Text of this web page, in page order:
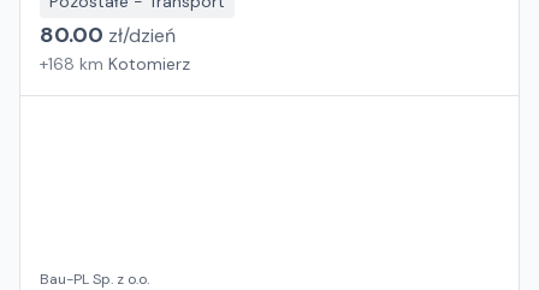
80.00 zł/dzień
+168 km Kotomierz
Bau-PL Sp. z o.o.